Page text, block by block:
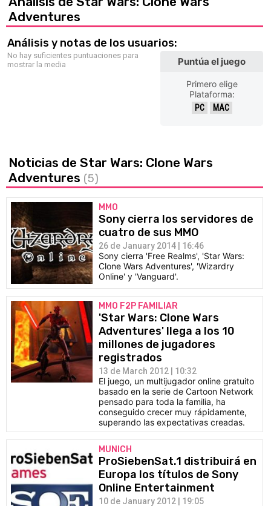
Adventures
Análisis y notas de los usuarios:
No hay suficientes puntuaciones para
mostrar la media
Puntúa el juego
Primero elige
Plataforma:
PC MAC
Noticias de Star Wars: Clone Wars
Adventures (5)
MMO
Sony cierra los servidores de
cuatro de sus MMO
26 de January 2014 | 16:46
Sony cierra 'Free Realms', 'Star Wars:
Clone Wars Adventures', 'Wizardry
Online' y 'Vanguard'.
MMO F2P FAMILIAR
'Star Wars: Clone Wars
Adventures' llega a los 10
millones de jugadores
registrados
13 de March 2012 | 10:32
El juego, un multijugador online gratuito
basado en la serie de Cartoon Network
pensado para toda la familia, ha
conseguido crecer muy rápidamente,
superando las expectativas creadas.
MUNICH
ProSiebenSat.1 distribuirá en
Europa los títulos de Sony
Online Entertainment
10 de January 2012 | 19:05